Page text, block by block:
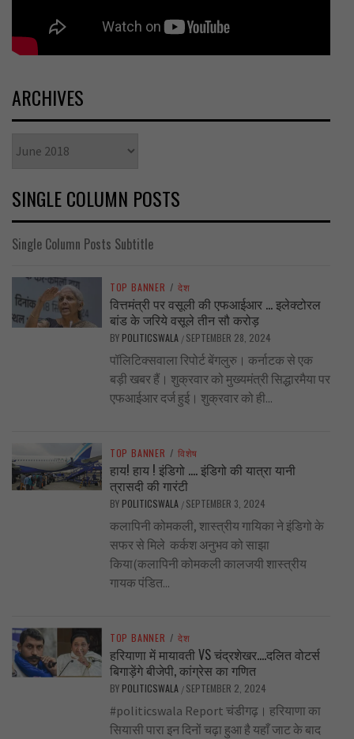
ARCHIVES
SINGLE COLUMN POSTS
Single Column Posts Subtitle
TOP BANNER / देश
वित्तमंत्री पर वसूली की एफआईआर … इलेक्टोरल
बांड के जरिये वसूले तीन सौ करोड़
BY POLITICSWALA / SEPTEMBER 28, 2024
पॉलिटिक्सवाला रिपोर्ट बेंगलुरु। कर्नाटक से एक
बड़ी खबर हैं। शुक्रवार को मुख्यमंत्री सिद्धारमैया पर
एफआईआर दर्ज हुई। शुक्रवार को ही...
TOP BANNER / विशेष
हाय! हाय ! इंडिगो …. इंडिगो की यात्रा यानी
त्रासदी की गारंटी
BY POLITICSWALA / SEPTEMBER 3, 2024
कलापिनी कोमकली, शास्त्रीय गायिका ने इंडिगो के
सफर से मिले कर्कश अनुभव को साझा
किया(कलापिनी कोमकली कालजयी शास्त्रीय
गायक पंडित...
TOP BANNER / देश
हरियाणा में मायावती VS चंद्रशेखर….दलित वोटर्स
बिगाड़ेंगे बीजेपी, कांग्रेस का गणित
BY POLITICSWALA / SEPTEMBER 2, 2024
#politicswala Report चंडीगढ़। हरियाणा का
सियासी पारा इन दिनों चढ़ा हुआ है यहाँ जाट के बाद